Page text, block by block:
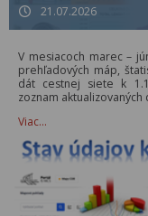
21.07.2026
V mesiacoch marec –
prehľadových máp,
dát cestnej siete k
zoznam
Viac…